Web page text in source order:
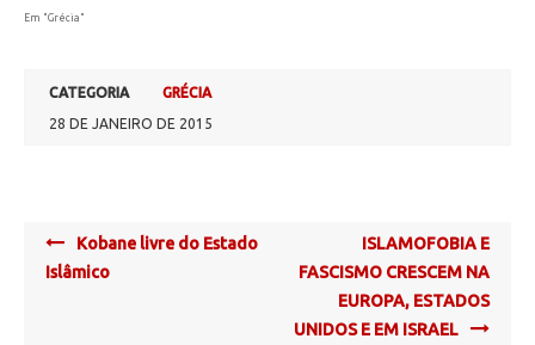
Em "Grécia"
CATEGORIA
GRÉCIA
28 DE JANEIRO DE 2015
Post
navigation
Kobane livre do Estado
Islâmico
ISLAMOFOBIA E
FASCISMO CRESCEM NA
EUROPA, ESTADOS
UNIDOS E EM ISRAEL